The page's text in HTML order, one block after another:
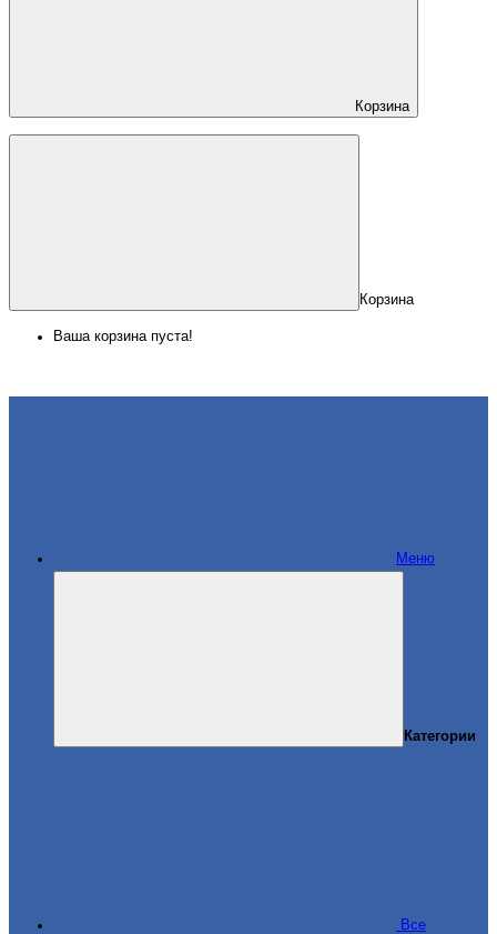
Корзина
Корзина
Ваша корзина пуста!
Меню
Категории
Все